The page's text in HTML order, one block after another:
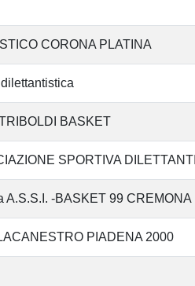
CORONA PLATINA
BASKET
SPORTIVA
-BASKET 99 CREMONA
PIADENA 2000